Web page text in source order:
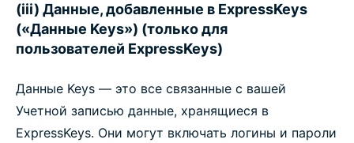
(iii) Данные, добавленные в ExpressKeys
(«Данные Keys») (только для
пользователей ExpressKeys)
Данные Keys — это все связанные с вашей
Учетной записью данные, хранящиеся в
ExpressKeys. Они могут включать логины и пароли